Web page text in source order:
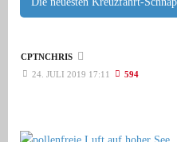
v
g
a
o
CPTNCHRIS
24. JULI 2019 17:11
594